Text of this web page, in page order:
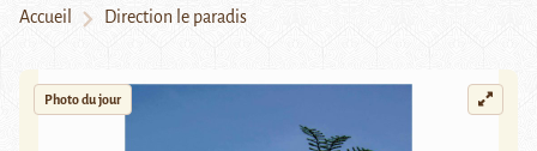
Accueil Direction le paradis
Photo du jour